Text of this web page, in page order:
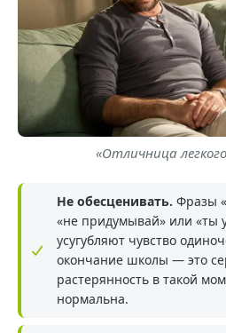
«Отличница
Не обесценивать. Фразы
«не придумывай» или «ты
усугубляют чувство
окончание школы — это
растерянность в такой
нормальна.